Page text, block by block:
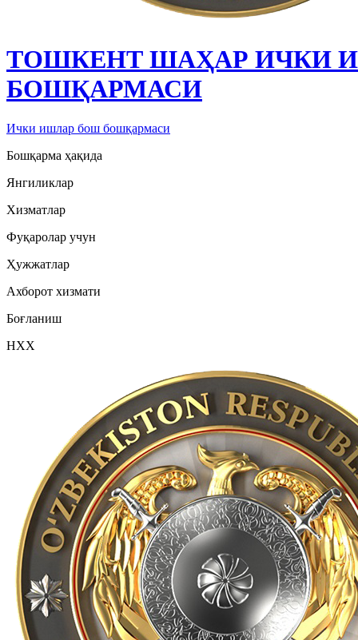
ТОШКЕНТ ШАҲАР ИЧКИ
БОШҚАРМАСИ
Ички ишлар бош бошқармаси
Бошқарма ҳақида
Янгиликлар
Хизматлар
Фуқаролар учун
Ҳужжатлар
Ахборот хизмати
Боғланиш
НХХ